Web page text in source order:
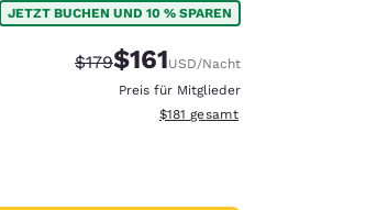
JETZT BUCHEN UND 10 % SPAREN
Durchgestrichener Preis:
$179Vergünstigter Preis:
$161USD/Nacht
Preis für Mitglieder
Geschätzte Gesamtdetails
$181 gesamt